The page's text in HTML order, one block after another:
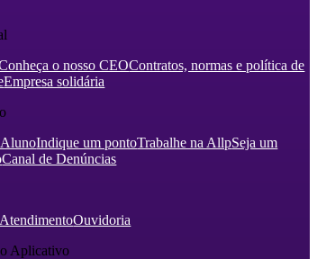
o nosso CEOContratos, normas e política de
Empresa solidária
AlunoIndique um pontoTrabalhe na AllpSeja um
Canal de Denúncias
Ouvidoria
Aplicativo